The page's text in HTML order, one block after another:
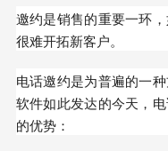
邀约是销售的重要一环
很难开拓新客户。
电话邀约是为普遍的一
软件如此发达的今天，
的优势：